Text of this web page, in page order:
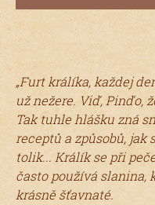
„Furt králíka, každej
už nežere. Viď, Pinďo,
Tak tuhle hlášku zná
receptů a způsobů, jak
tolik... Králík se při
často používá slanina,
krásně šťavnaté.